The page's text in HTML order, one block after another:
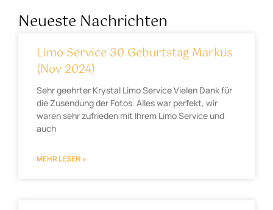
Neueste Nachrichten
Limo Service 30 Geburtstag Markus
(Nov 2024)
Sehr geehrter Krystal Limo Service Vielen Dank für
die Zusendung der Fotos. Alles war perfekt, wir
waren sehr zufrieden mit Ihrem Limo Service und
auch
MEHR LESEN »